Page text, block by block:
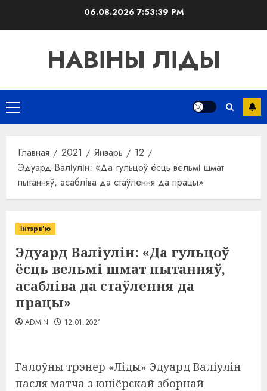
06.08.2026 7:53:39 PM
НАВІНЫ ЛІДЫ
Основное
меню
Главная 2021 Январь
12
Эдуард Валіулін: «Да гульцоў ёсць вельмі шмат
пытанняў, асабліва да стаўлення да працы»
Інтэрв'ю
Эдуард Валіулін: «Да гульцоў
ёсць вельмі шмат пытанняў,
асабліва да стаўлення да
працы»
ADMIN 12.01.2021
Галоўны трэнер «Ліды» Эдуард Валіулін
пасля матча з юніёрскай зборнай